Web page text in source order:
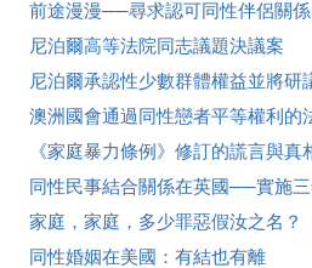
前途漫漫──尋求認可同性伴侶關係
尼泊爾高等法院同志議題決議案
尼泊爾承認性少數群體權益並將研
澳洲國會通過同性戀者平等權利的
《家庭暴力條例》修訂的謊言與真
同性民事結合關係在英國──實施
家庭，家庭，多少罪惡假汝之名？
同性婚姻在美國：有結也有離